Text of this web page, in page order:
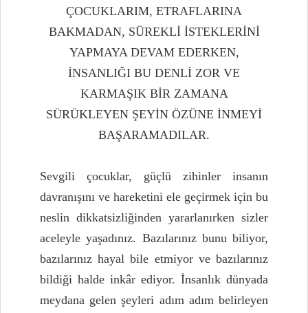
ÇOCUKLARIM, ETRAFLARINA
BAKMADAN, SÜREKLİ İSTEKLERİNİ
YAPMAYA DEVAM EDERKEN,
İNSANLIĞI BU DENLİ ZOR VE
KARMAŞIK BİR ZAMANA
SÜRÜKLEYEN ŞEYİN ÖZÜNE İNMEYİ
BAŞARAMADILAR.
Sevgili çocuklar, güçlü zihinler insanın
davranışını ve hareketini ele geçirmek için bu
neslin dikkatsizliğinden yararlanırken sizler
aceleyle yaşadınız. Bazılarınız bunu biliyor,
bazılarınız hayal bile etmiyor ve bazılarınız
bildiği halde inkâr ediyor. İnsanlık dünyada
meydana gelen şeyleri adım adım belirleyen